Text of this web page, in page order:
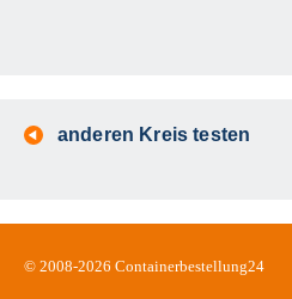
anderen Kreis testen
© 2008-2026 Containerbestellung24